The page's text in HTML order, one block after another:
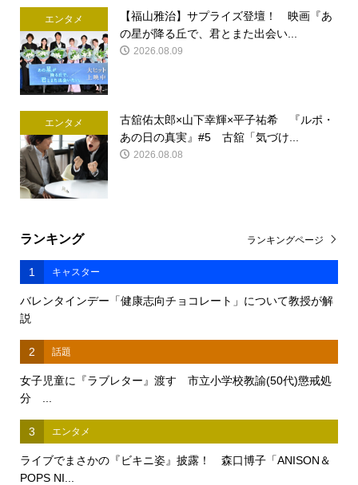
エンタメ
【福山雅治】サプライズ登壇！ 映画『あ
の星が降る丘で、君とまた出会い...
2026.08.09
エンタメ
古舘佑太郎×山下幸輝×平子祐希 『ルポ・
あの日の真実』#5 古舘「気づけ...
2026.08.08
ランキング
1 キャスター
バレンタインデー「健康志向チョコレート」について教授が解
説
2 話題
女子児童に『ラブレター』渡す 市立小学校教諭(50代)懲戒処
分 ...
3 エンタメ
ライブでまさかの『ビキニ姿』披露！ 森口博子「ANISON＆
POPS NI...
ランキングページ